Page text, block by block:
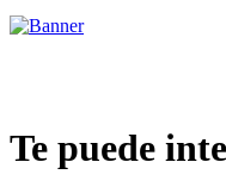
Te puede